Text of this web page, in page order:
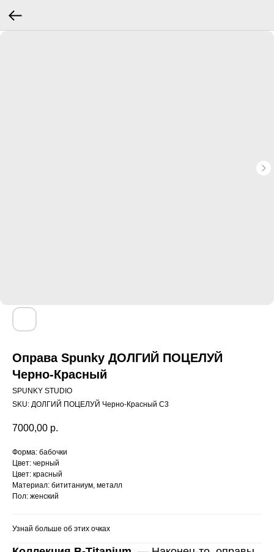
Оправа Spunky ДОЛГИЙ ПОЦЕЛУЙ
Черно-Красный
SPUNKY STUDIO
SKU: ДОЛГИЙ ПОЦЕЛУЙ Черно-Красный C3
7000,00 р.
Форма: бабочки
Цвет: черный
Цвет: красный
Материал: бититаниум, металл
Пол: женский
Узнай больше об этих очках